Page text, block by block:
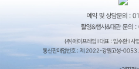
예약 및 상담문의 :
촬영&행사&대관 문
(주)에이프레임 I 대표 : 임수환 I
통신판매업번호 : 제 2022-강원고성-0053